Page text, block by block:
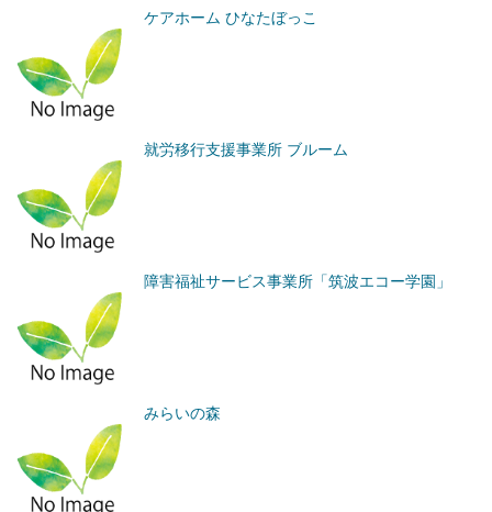
ケアホーム ひなたぼっこ
就労移行支援事業所 ブルーム
障害福祉サービス事業所「筑波エコー学園」
みらいの森